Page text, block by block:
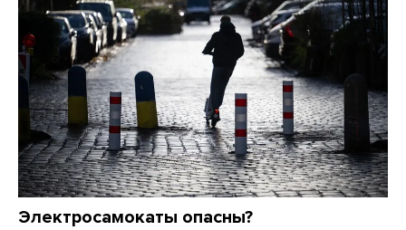
Электросамокаты опасны?